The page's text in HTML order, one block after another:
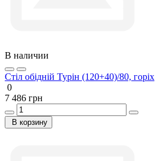
В наличии
Стіл обідній Турін (120+40)/80, горіх
0
7 486 грн
В корзину